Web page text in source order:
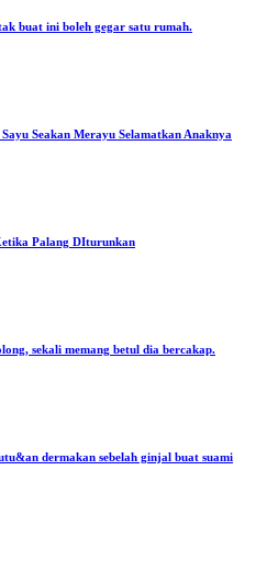
buat ini boleh gegar satu rumah.
Seakan Merayu Selamatkan Anaknya
Palang DIturunkan
sekali memang betul dia bercakap.
dermakan sebelah ginjal buat suami